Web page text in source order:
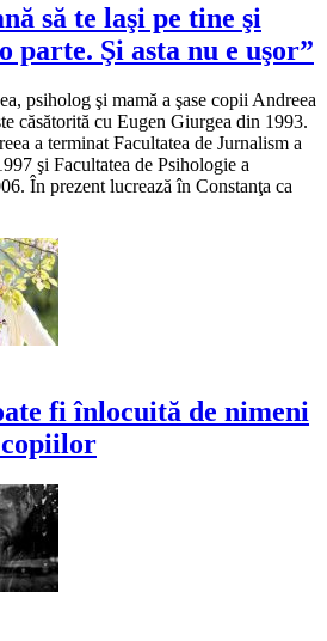
să te laşi pe tine şi
parte. Şi asta nu e uşor”
psiholog şi mamă a şase copii Andreea
căsătorită cu Eugen Giurgea din 1993.
a terminat Facultatea de Jurnalism a
şi Facultatea de Psihologie a
În prezent lucrează în Constanţa ca
fi înlocuită de nimeni